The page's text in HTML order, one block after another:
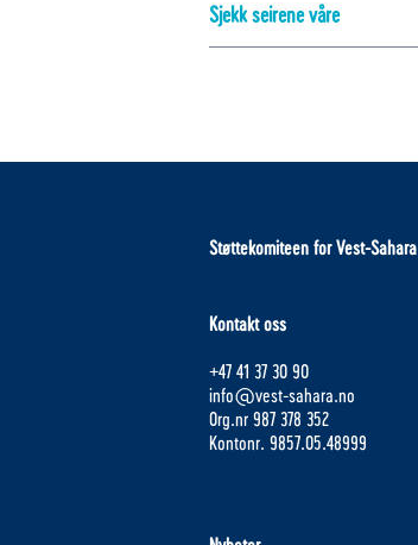
Sjekk seirene våre
Støttekomiteen for Vest-Sahara
Kontakt oss
+47 41 37 30 90
info@vest-sahara.no
Org.nr 987 378 352
Kontonr. 9857.05.48999